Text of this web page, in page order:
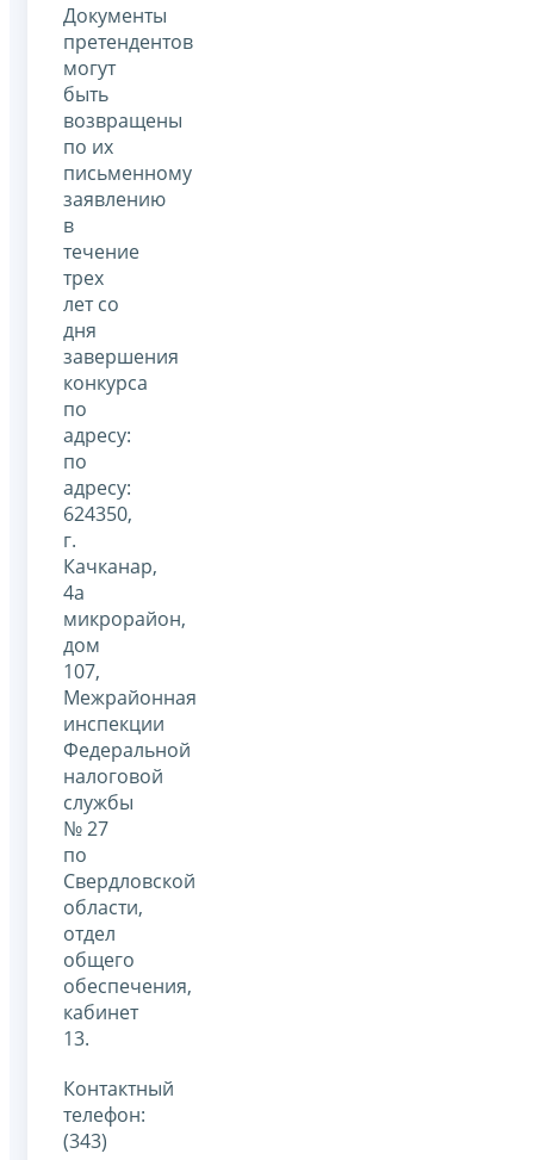
Документы
претендентов
могут
быть
возвращены
по их
письменному
заявлению
в
течение
трех
лет со
дня
завершения
конкурса
по
адресу:
по
адресу:
624350,
г.
Качканар,
4а
микрорайон,
дом
107,
Межрайонная
инспекции
Федеральной
налоговой
службы
№ 27
по
Свердловской
области,
отдел
общего
обеспечения,
кабинет
13.
Контактный
телефон:
(343)